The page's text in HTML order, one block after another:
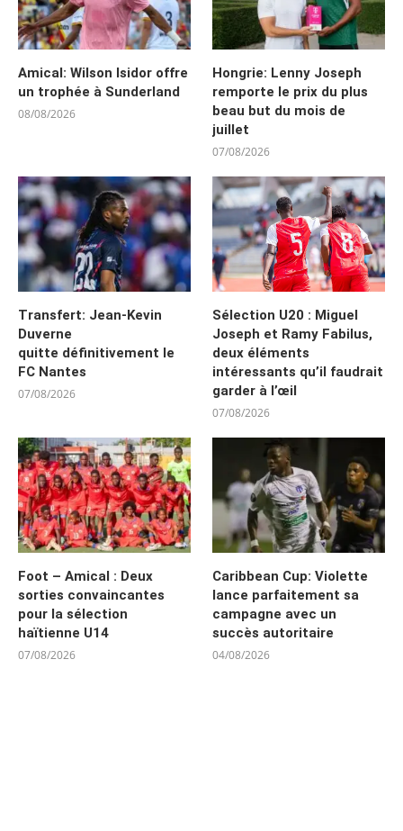
Amical: Wilson Isidor offre
un trophée à Sunderland
08/08/2026
Hongrie: Lenny Joseph
remporte le prix du plus
beau but du mois de
juillet
07/08/2026
Transfert: Jean-Kevin
Duverne
quitte définitivement le
FC Nantes
07/08/2026
Sélection U20 : Miguel
Joseph et Ramy Fabilus,
deux éléments
intéressants qu’il faudrait
garder à l’œil
07/08/2026
Foot – Amical : Deux
sorties convaincantes
pour la sélection
haïtienne U14
07/08/2026
Caribbean Cup: Violette
lance parfaitement sa
campagne avec un
succès autoritaire
04/08/2026